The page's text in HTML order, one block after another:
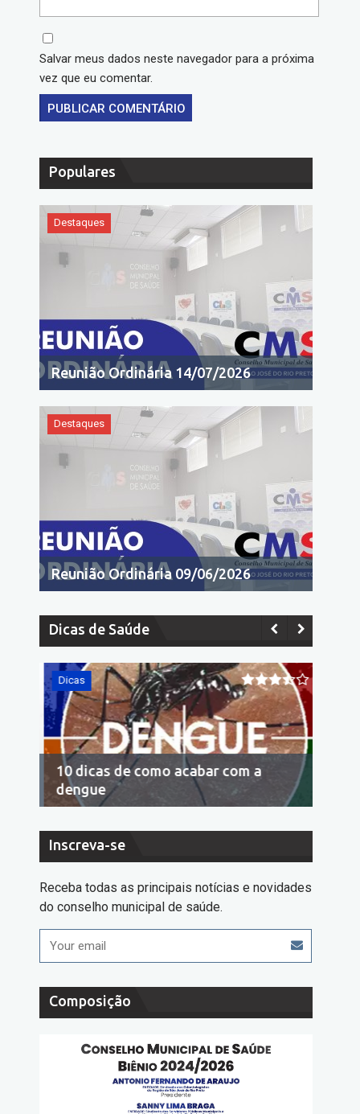
Salvar meus dados neste navegador para a próxima
vez que eu comentar.
Populares
Destaques
Reunião Ordinária 14/07/2026
Destaques
Reunião Ordinária 09/06/2026
Dicas de Saúde
Dicas
10 dicas de como acabar com a
dengue
Inscreva-se
Receba todas as principais notícias e novidades
do conselho municipal de saúde.
Composição